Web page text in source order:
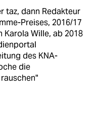
taz, dann Redakteur
Preises, 2016/17
Karola Wille, ab 2018
des KNA-
die